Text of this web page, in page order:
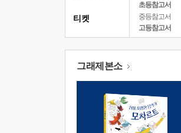
초등참고서
중등참고서
고등참고서
티켓
그래제본소